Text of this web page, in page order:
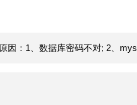
因：1、数据库密码不对; 2、